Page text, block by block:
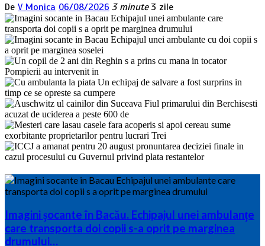
De V Monica 06/08/2026 3 minute 3 zile
Imagini șocante în Bacău. Echipajul unei ambulanțe
care transporta doi copii s-a oprit pe marginea
drumului…